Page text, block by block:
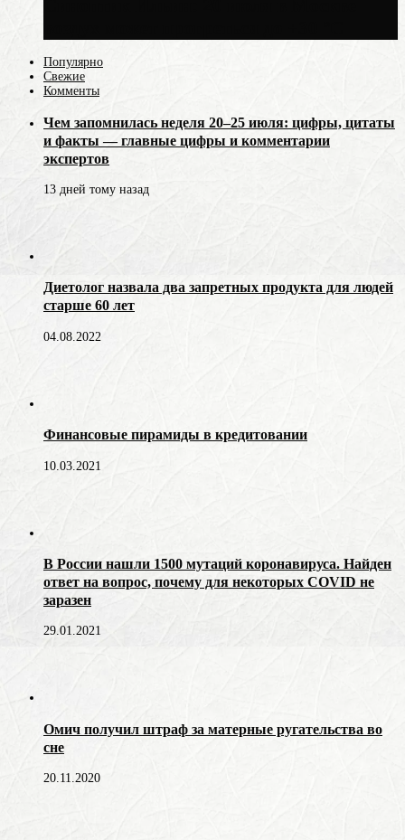
Популярно
Свежие
Комменты
Чем запомнилась неделя 20–25 июля: цифры, цитаты
и факты — главные цифры и комментарии
экспертов
13 дней тому назад
Диетолог назвала два запретных продукта для людей
старше 60 лет
04.08.2022
Финансовые пирамиды в кредитовании
10.03.2021
В России нашли 1500 мутаций коронавируса. Найден
ответ на вопрос, почему для некоторых COVID не
заразен
29.01.2021
Омич получил штраф за матерные ругательства во
сне
20.11.2020